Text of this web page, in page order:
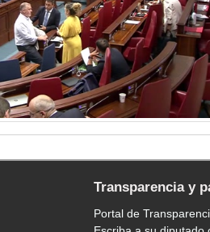
Transparencia y
Portal de